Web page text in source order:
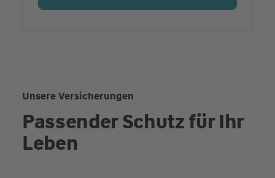
Unsere Versicherungen
Passender Schutz für Ihr
Leben